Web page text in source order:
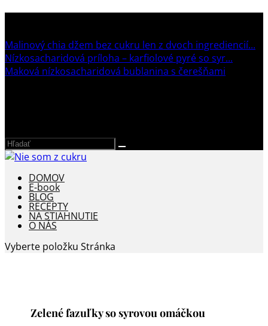
Malinový chia džem bez cukru len z dvoch ingrediencií...
Nízkosacharidová príloha – karfiolové pyré so syr...
Maková nízkosacharidová bublanina s čerešňami
DOMOV
E-book
BLOG
RECEPTY
NA STIAHNUTIE
O NÁS
Vyberte položku Stránka
Zelené fazuľky so syrovou omáčkou